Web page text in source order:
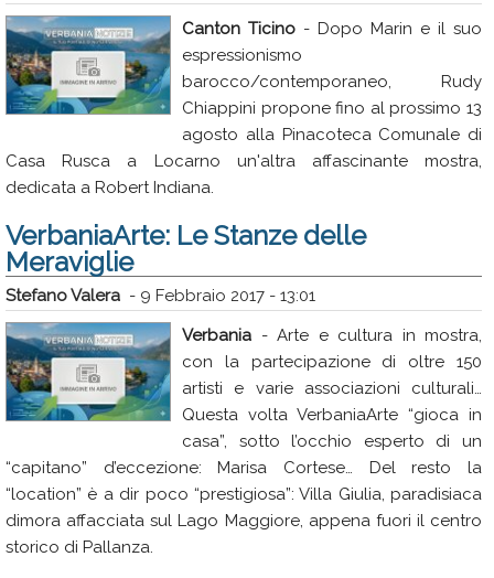
Canton Ticino - Dopo Marin e il suo
espressionismo
barocco/contemporaneo, Rudy
Chiappini propone fino al prossimo 13
agosto alla Pinacoteca Comunale di
Casa Rusca a Locarno un'altra affascinante mostra,
dedicata a Robert Indiana.
VerbaniaArte: Le Stanze delle
Meraviglie
Stefano Valera - 9 Febbraio 2017 - 13:01
Verbania - Arte e cultura in mostra,
con la partecipazione di oltre 150
artisti e varie associazioni culturali…
Questa volta VerbaniaArte “gioca in
casa”, sotto l’occhio esperto di un
“capitano” d’eccezione: Marisa Cortese… Del resto la
“location” è a dir poco “prestigiosa”: Villa Giulia, paradisiaca
dimora affacciata sul Lago Maggiore, appena fuori il centro
storico di Pallanza.